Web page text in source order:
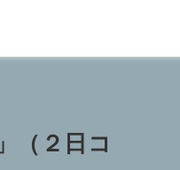
（２日コ